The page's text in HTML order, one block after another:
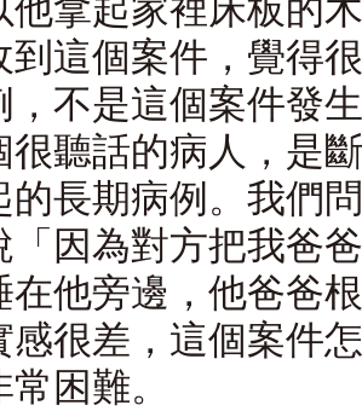
他拿起家裡床板的
到這個案件，覺得
，不是這個案件發
很聽話的病人，是
的長期病例。我們
「因為對方把我爸
在他旁邊，他爸爸
感很差，這個案件
困難。